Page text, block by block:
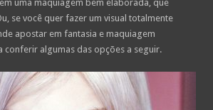
uma maquiagem bem elaborada, que
se você quer fazer um visual totalmente
apostar em fantasia e maquiagem
conferir algumas das opções a seguir.